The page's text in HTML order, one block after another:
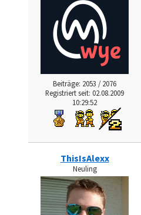
Beiträge: 2053 / 2076
Registriert seit: 02.08.2009
10:29:52
ThisIsAlexx
Neuling